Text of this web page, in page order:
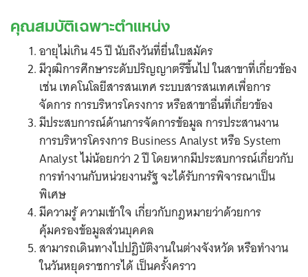
คุณสมบัติเฉพาะตำแหน่ง
อายุไม่เกิน 45 ปี นับถึงวันที่ยื่นใบสมัคร
มีวุฒิการศึกษาระดับปริญญาตรีขึ้นไป ในสาขาที่เกี่ยวข้อง
เช่น เทคโนโลยีสารสนเทศ ระบบสารสนเทศเพื่อการ
จัดการ การบริหารโครงการ หรือสาขาอื่นที่เกี่ยวข้อง
มีประสบการณ์ด้านการจัดการข้อมูล การประสานงาน
การบริหารโครงการ Business Analyst หรือ System
Analyst ไม่น้อยกว่า 2 ปี โดยหากมีประสบการณ์เกี่ยวกับ
การทำงานกับหน่วยงานรัฐ จะได้รับการพิจารณาเป็น
พิเศษ
มีความรู้ ความเข้าใจ เกี่ยวกับกฎหมายว่าด้วยการ
คุ้มครองข้อมูลส่วนบุคคล
สามารถเดินทางไปปฏิบัติงานในต่างจังหวัด หรือทำงาน
ในวันหยุดราชการได้ เป็นครั้งคราว